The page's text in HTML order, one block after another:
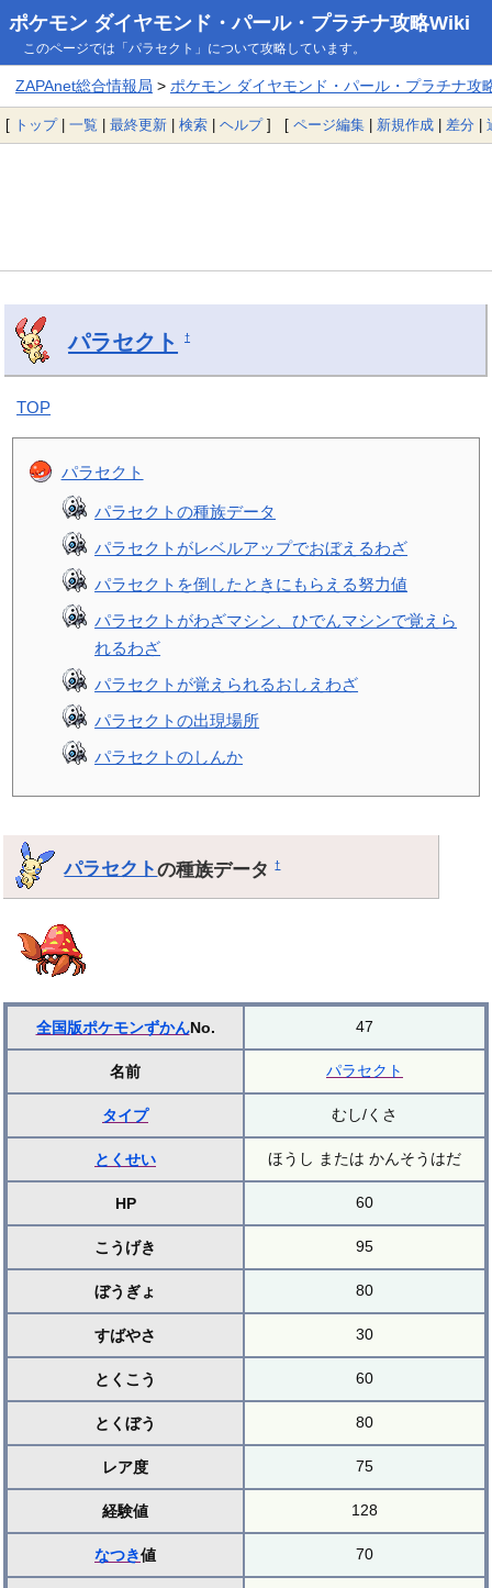
ポケモン ダイヤモンド・パール・プラチナ攻略Wiki
このページでは「パラセクト」について攻略しています。
ZAPAnet総合情報局 > ポケモン ダイヤモンド・パール・プラチナ攻
[ トップ| 一覧 | 最終更新 | 検索 | ヘルプ] [ ページ編集 | 新規作成 | 差分 |
パラセクト †
TOP
パラセクト
パラセクトの種族データ
パラセクトがレベルアップでおぼえるわざ
パラセクトを倒したときにもらえる努力値
パラセクトがわざマシン、ひでんマシンで覚えら
れるわざ
パラセクトが覚えられるおしえわざ
パラセクトの出現場所
パラセクトのしんか
パラセクトの種族データ†
全国版ポケモンずかんNo. 47
名前 パラセクト
タイプ むし/くさ
とくせい ほうし または かんそうはだ
HP 60
こうげき 95
ぼうぎょ 80
すばやさ 30
とくこう 60
とくぼう 80
レア度 75
経験値 128
なつき値 70